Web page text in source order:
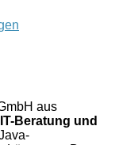
aus
Beratung und